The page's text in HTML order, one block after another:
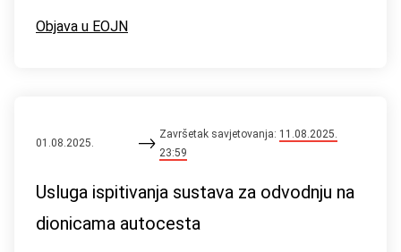
Objava u EOJN
01.08.2025.
Završetak savjetovanja: 11.08.2025.
23:59
Usluga ispitivanja sustava za odvodnju na
dionicama autocesta